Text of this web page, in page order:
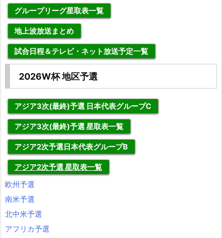
グループリーグ星取表一覧
地上波放送まとめ
試合日程＆テレビ・ネット放送予定一覧
2026W杯 地区予選
アジア3次(最終)予選 日本代表グループC
アジア3次(最終)予選 星取表一覧
アジア2次予選日本代表グループB
アジア2次予選 星取表一覧
欧州予選
南米予選
北中米予選
アフリカ予選